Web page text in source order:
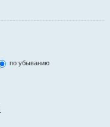
по убыванию